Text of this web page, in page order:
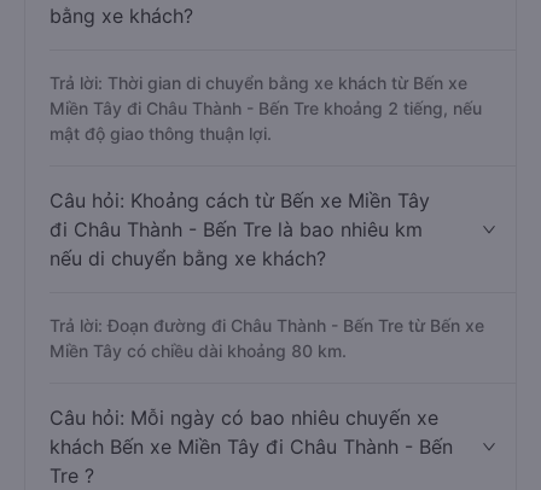
bằng xe khách?
Trả lời: Thời gian di chuyển bằng xe khách từ Bến xe
Miền Tây đi Châu Thành - Bến Tre khoảng 2 tiếng, nếu
mật độ giao thông thuận lợi.
Câu hỏi: Khoảng cách từ Bến xe Miền Tây
đi Châu Thành - Bến Tre là bao nhiêu km
nếu di chuyển bằng xe khách?
Trả lời: Đoạn đường đi Châu Thành - Bến Tre từ Bến xe
Miền Tây có chiều dài khoảng 80 km.
Câu hỏi: Mỗi ngày có bao nhiêu chuyến xe
khách Bến xe Miền Tây đi Châu Thành - Bến
Tre ?